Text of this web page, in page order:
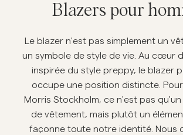
Accessoires
Pantalons
Jeans
Blazers pour
Le blazer n'est pas simplement un
un symbole de style de vie. Au cœur
inspirée du style preppy, le blazer
occupe une position distincte.
Morris Stockholm, ce n'est pas
de vêtement, mais plutôt un
façonne toute notre identité. Nous